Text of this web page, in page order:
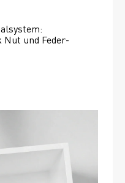
Nut und Feder-